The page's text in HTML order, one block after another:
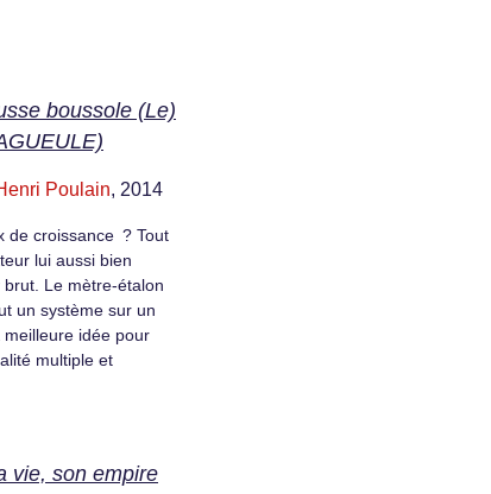
boussole (Le)
Poulain, 2014
de croissance ? Tout
lui aussi bien
Le mètre-étalon
un système sur un
idée pour
multiple et
vie, son empire